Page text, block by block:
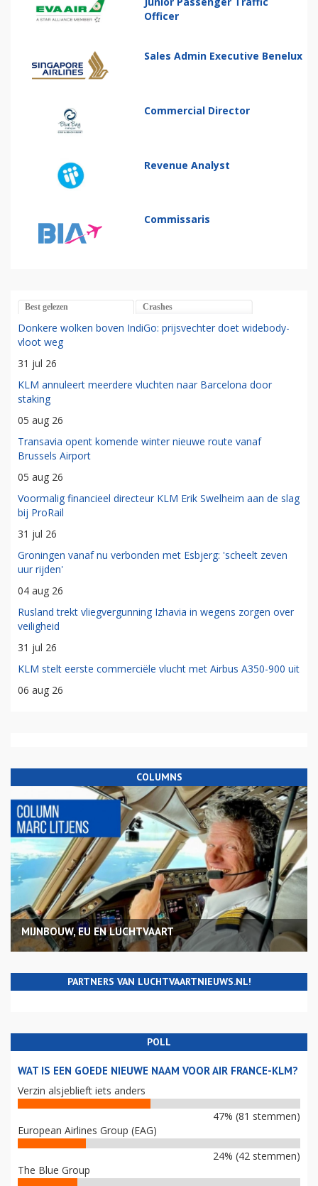
Officer
Sales Admin Executive Benelux
Commercial Director
Revenue Analyst
Commissaris
Best gelezen Crashes
Donkere wolken boven IndiGo: prijsvechter doet widebody-
vloot weg
31 jul 26
KLM annuleert meerdere vluchten naar Barcelona door
staking
05 aug 26
Transavia opent komende winter nieuwe route vanaf
Brussels Airport
05 aug 26
Voormalig financieel directeur KLM Erik Swelheim aan de slag
bij ProRail
31 jul 26
Groningen vanaf nu verbonden met Esbjerg: 'scheelt zeven
uur rijden'
04 aug 26
Rusland trekt vliegvergunning Izhavia in wegens zorgen over
veiligheid
31 jul 26
KLM stelt eerste commerciële vlucht met Airbus A350-900 uit
06 aug 26
COLUMNS
MIJNBOUW, EU EN LUCHTVAART
PARTNERS VAN LUCHTVAARTNIEUWS.NL!
POLL
WAT IS EEN GOEDE NIEUWE NAAM VOOR AIR FRANCE-KLM?
Verzin alsjeblieft iets anders
47% (81 stemmen)
European Airlines Group (EAG)
24% (42 stemmen)
The Blue Group